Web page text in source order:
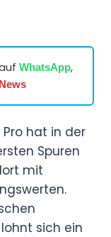
WhatsApp,
hat in der
Spuren
mit
sich ein